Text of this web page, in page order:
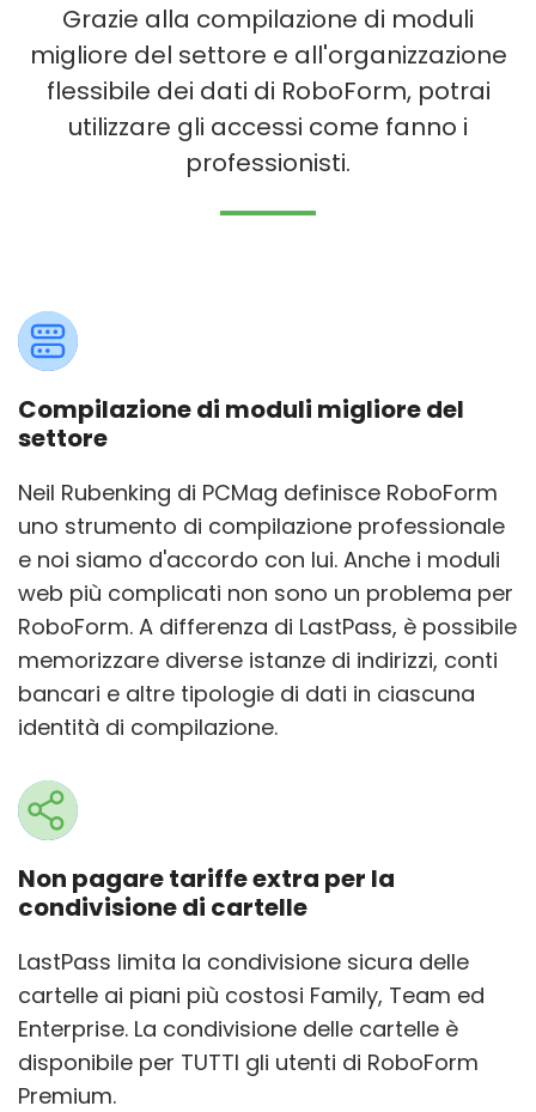
Grazie alla compilazione di moduli
migliore del settore e all'organizzazione
flessibile dei dati di RoboForm, potrai
utilizzare gli accessi come fanno i
professionisti.
Compilazione di moduli migliore del
settore
Neil Rubenking di PCMag definisce RoboForm
uno strumento di compilazione professionale
e noi siamo d'accordo con lui. Anche i moduli
web più complicati non sono un problema per
RoboForm. A differenza di LastPass, è possibile
memorizzare diverse istanze di indirizzi, conti
bancari e altre tipologie di dati in ciascuna
identità di compilazione.
Non pagare tariffe extra per la
condivisione di cartelle
LastPass limita la condivisione sicura delle
cartelle ai piani più costosi Family, Team ed
Enterprise. La condivisione delle cartelle è
disponibile per TUTTI gli utenti di RoboForm
Premium.